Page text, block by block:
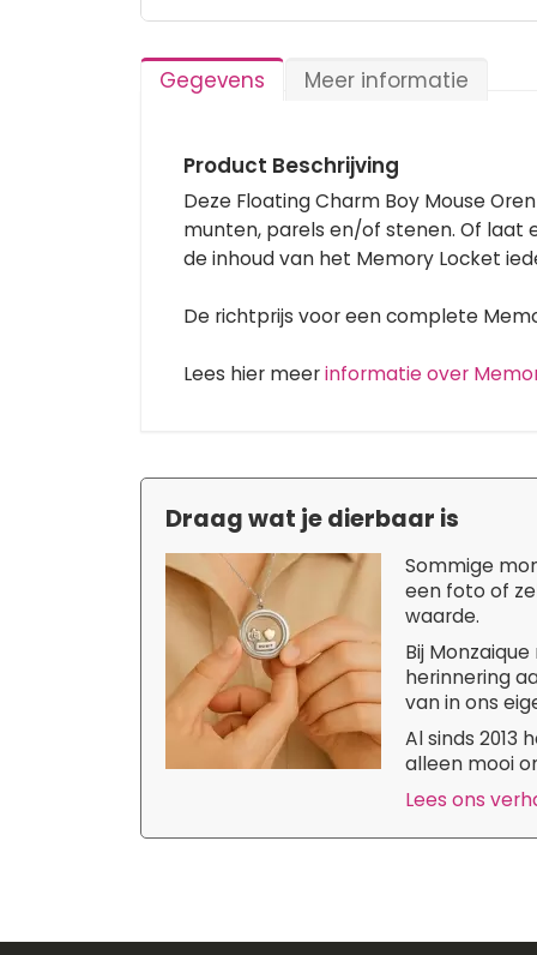
naar
het
afbeeldingen-
Gegevens
Product Beschrijving
Deze Floating Charm Boy Mouse
munten, parels en/of stenen. Of laat
de inhoud van het Memory Locket
De richtprijs voor een complete
Lees hier meerinformatie over
Meer informatie
Draag wat je dierbaar is
Sommige
een foto of
waarde.
Bij
herinnering
van in ons
Al sinds
alleen mooi
Lees ons